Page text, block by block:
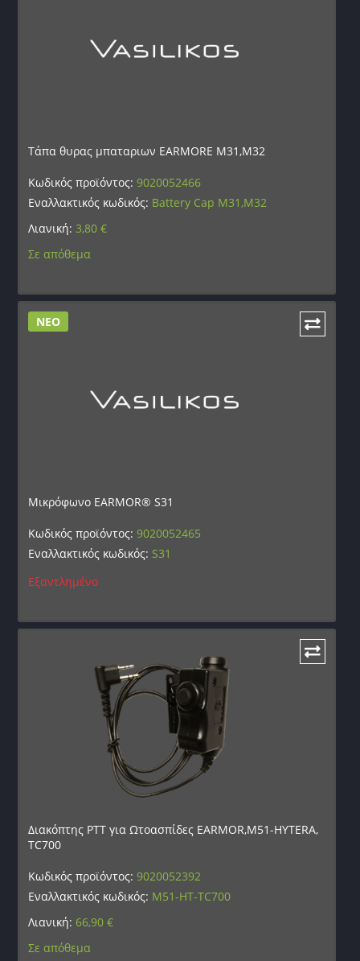
Τάπα θυρας μπαταριων EARMORE M31,M32
Κωδικός προϊόντος:9020052466
Εναλλακτικός κωδικός: Battery Cap M31,M32
Λιανική: 3,80€
Σε απόθεμα
ΝΕΟ
Μικρόφωνο EARMOR® S31
Κωδικός προϊόντος:9020052465
Εναλλακτικός κωδικός: S31
Εξαντλημένο
Διακόπτης PTT για Ωτοασπίδες EARMOR,M51-HYTERA,
TC700
Κωδικός προϊόντος:9020052392
Εναλλακτικός κωδικός: M51-HT-TC700
Λιανική: 66,90€
Σε απόθεμα